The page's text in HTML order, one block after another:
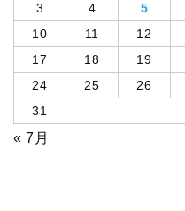
3
4 5
10
11 12
17
18 19
24
25 26
31
« 7月